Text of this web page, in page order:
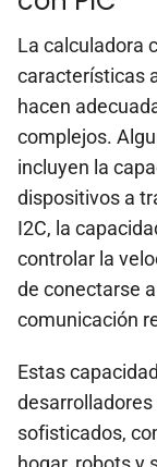
La calculadora
características
hacen
complejos.
incluyen la
dispositivos a
I2C, la
controlar la
de conectarse
comunicación
Estas
sofisticados,